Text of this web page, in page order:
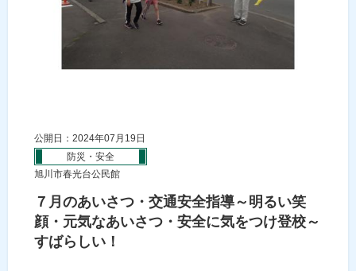
公開日：2024年07月19日
防災・安全
旭川市春光台公民館
７月のあいさつ・交通安全指導～明るい笑
顔・元気なあいさつ・安全に気をつけ登校～
すばらしい！